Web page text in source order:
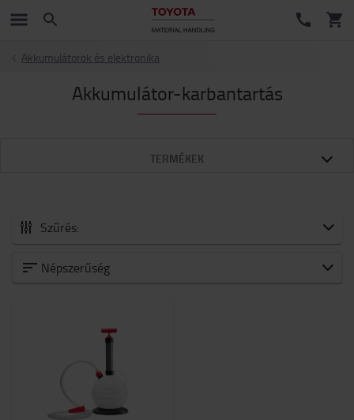
Akkumulátorok és elektronika
Akkumulátor-karbantartás
TERMÉKEK
Szűrés:
Minden Tartozékok
Villák és villatoldatok
Biztonság
Kocsik és rollerek
Lámpák
Népszerűség